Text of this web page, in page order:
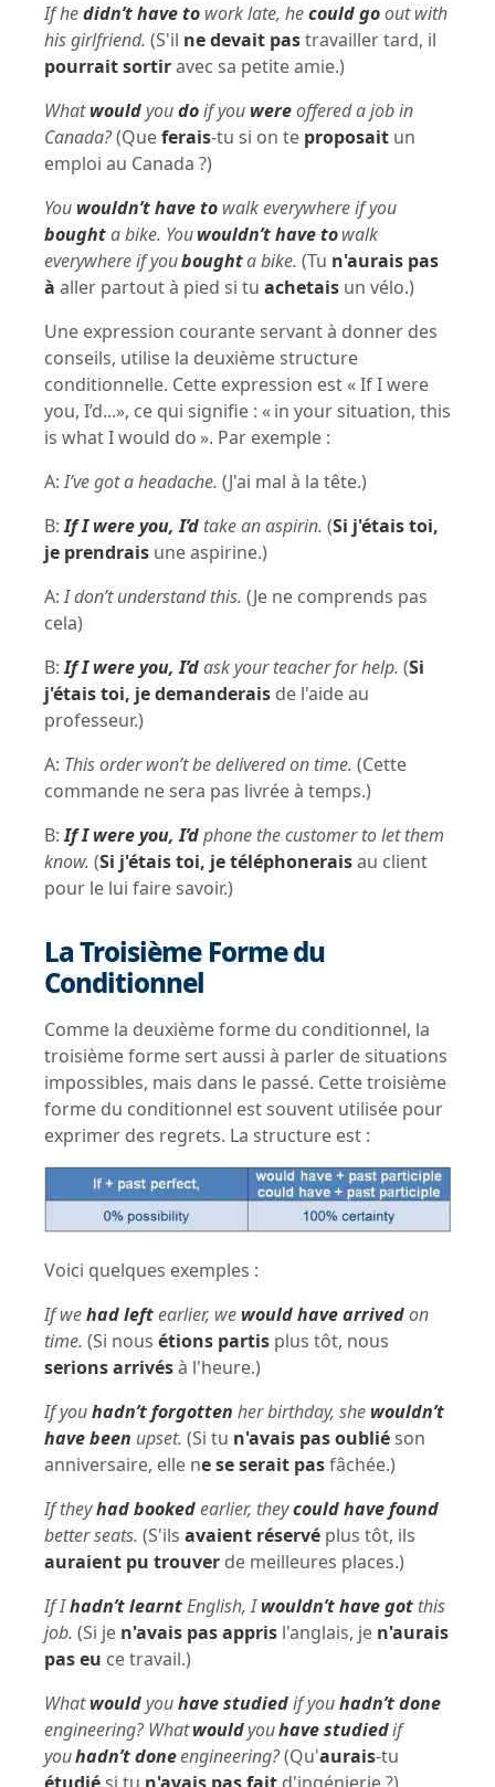
If hedidn’t have to work late, hecould goout with
his girlfriend. (S'il ne devait pastravailler tard, il
pourrait sortiravec sa petite amie.)
Whatwouldyoudoif you wereoffered a job in
Canada?(Queferais-tu si on te proposait un
emploi au Canada ?)
You wouldn’t have to walk everywhere if you
boughta bike. Youwouldn’t have towalk
everywhere if youboughta bike. (Tu n'aurais pas
à aller partout à pied si tu achetais un vélo.)
Une expression courante servant à donner des
conseils, utilise la deuxième structure
conditionnelle. Cette expression est « If I were
you, I’d...», ce qui signifie : « in your situation, this
is what I would do ». Par exemple :
A:I’ve got a headache. (J'ai mal à la tête.)
B:If I were you, I’d take an aspirin. (Si j'étais toi,
je prendrais une aspirine.)
A:I don’t understand this. (Je ne comprends pas
cela)
B:If I were you, I’dask your teacher for help. (Si
j'étais toi, je demanderais de l'aide au
professeur.)
A: This order won’t be delivered on time. (Cette
commande ne sera pas livrée à temps.)
B:If I were you, I’dphone the customer to let them
know. (Si j'étais toi, je téléphoneraisau client
pour le lui faire savoir.)
La Troisième Forme du
Conditionnel
Comme la deuxième forme du conditionnel, la
troisième forme sert aussi à parler de situations
impossibles, mais dans le passé. Cette troisième
forme du conditionnel est souvent utilisée pour
exprimer des regrets. La structure est :
Voici quelques exemples :
If wehad leftearlier, we would have arrivedon
time. (Si nous étions partis plus tôt, nous
serions arrivésà l'heure.)
If youhadn’t forgotten her birthday, she wouldn’t
have been upset. (Si tu n'avais pas oubliéson
anniversaire, elle ne se serait pasfâchée.)
If theyhad bookedearlier, theycould have found
better seats. (S'ils avaient réservé plus tôt, ils
auraient pu trouver de meilleures places.)
If Ihadn’t learntEnglish, Iwouldn’t have got this
job. (Si je n'avais pas appris l'anglais, je n'aurais
pas eu ce travail.)
Whatwouldyouhave studiedif youhadn’t done
engineering? Whatwouldyouhave studiedif
youhadn’t doneengineering?(Qu'aurais-tu